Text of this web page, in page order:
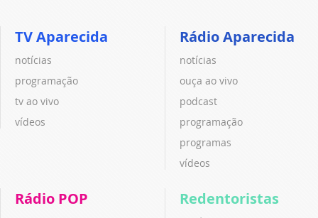
TV Aparecida
notícias
programação
tv ao vivo
vídeos
Rádio Aparecida
notícias
ouça ao vivo
podcast
programação
programas
vídeos
Rádio POP Redentoristas